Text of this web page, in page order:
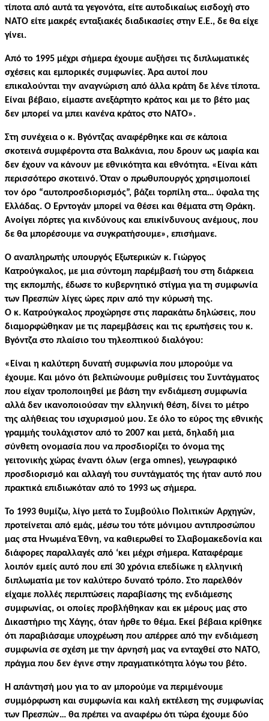
τίποτα από αυτά τα γεγονότα, είτε αυτοδικαίως εισδοχή στο
ΝΑΤΟ είτε μακρές ενταξιακές διαδικασίες στην Ε.Ε., δε θα είχε
γίνει.
Από το 1995 μέχρι σήμερα έχουμε αυξήσει τις διπλωματικές
σχέσεις και εμπορικές συμφωνίες. Άρα αυτοί που
επικαλούνται την αναγνώριση από άλλα κράτη δε λένε τίποτα.
Είναι βέβαιο, είμαστε ανεξάρτητο κράτος και με το βέτο μας
δεν μπορεί να μπει κανένα κράτος στο ΝΑΤΟ».
Στη συνέχεια ο κ. Βγόντζας αναφέρθηκε και σε κάποια
σκοτεινά συμφέροντα στα Βαλκάνια, που δρουν ως μαφία και
δεν έχουν να κάνουν με εθνικότητα και εθνότητα. «Είναι κάτι
περισσότερο σκοτεινό. Όταν ο πρωθυπουργός χρησιμοποιεί
τον όρο “αυτοπροσδιορισμός”, βάζει τορπίλη στα… ύφαλα της
Ελλάδας. Ο Ερντογάν μπορεί να θέσει και θέματα στη Θράκη.
Ανοίγει πόρτες για κινδύνους και επικίνδυνους ανέμους, που
δε θα μπορέσουμε να συγκρατήσουμε», επισήμανε.
Ο αναπληρωτής υπουργός Εξωτερικών κ. Γιώργος
Κατρούγκαλος, με μια σύντομη παρέμβασή του στη διάρκεια
της εκπομπής, έδωσε το κυβερνητικό στίγμα για τη συμφωνία
των Πρεσπών λίγες ώρες πριν από την κύρωσή της.
Ο κ. Κατρούγκαλος προχώρησε στις παρακάτω δηλώσεις, που
διαμορφώθηκαν με τις παρεμβάσεις και τις ερωτήσεις του κ.
Βγόντζα στο πλαίσιο του τηλεοπτικού διαλόγου:
«Είναι η καλύτερη δυνατή συμφωνία που μπορούμε να
έχουμε. Και μόνο ότι βελτιώνουμε ρυθμίσεις του Συντάγματος
που είχαν τροποποιηθεί με βάση την ενδιάμεση συμφωνία
αλλά δεν ικανοποιούσαν την ελληνική θέση, δίνει το μέτρο
της αλήθειας του ισχυρισμού μου. Σε όλο το εύρος της εθνικής
γραμμής τουλάχιστον από το 2007 και μετά, δηλαδή μια
σύνθετη ονομασία που να προσδιορίζει το όνομα της
γειτονικής χώρας έναντι όλων (erga omnes), γεωγραφικό
προσδιορισμό και αλλαγή του συντάγματός της ήταν αυτό που
πρακτικά επιδιωκόταν από το 1993 ως σήμερα.
Το 1993 θυμίζω, λίγο μετά το Συμβούλιο Πολιτικών Αρχηγών,
προτείνεται από εμάς, μέσω του τότε μόνιμου αντιπροσώπου
μας στα Ηνωμένα Έθνη, να καθιερωθεί το Σλαβομακεδονία και
διάφορες παραλλαγές από ‘κει μέχρι σήμερα. Καταφέραμε
λοιπόν εμείς αυτό που επί 30 χρόνια επεδίωκε η ελληνική
διπλωματία με τον καλύτερο δυνατό τρόπο. Στο παρελθόν
είχαμε πολλές περιπτώσεις παραβίασης της ενδιάμεσης
συμφωνίας, οι οποίες προβλήθηκαν και εκ μέρους μας στο
Δικαστήριο της Χάγης, όταν ήρθε το θέμα. Εκεί βέβαια κρίθηκε
ότι παραβιάσαμε υποχρέωση που απέρρεε από την ενδιάμεση
συμφωνία σε σχέση με την άρνησή μας να ενταχθεί στο ΝΑΤΟ,
πράγμα που δεν έγινε στην πραγματικότητα λόγω του βέτο.
Η απάντησή μου για το αν μπορούμε να περιμένουμε
συμμόρφωση και συμφωνία και καλή εκτέλεση της συμφωνίας
των Πρεσπών… θα πρέπει να αναφέρω ότι τώρα έχουμε δύο